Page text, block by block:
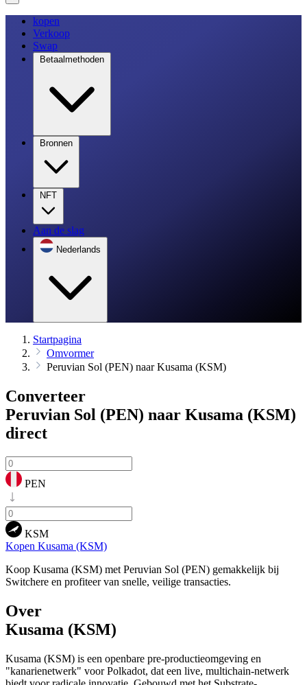
kopen
Verkoop
Swap
Betaalmethoden
Bronnen
NFT
Aan de slag
Nederlands
Startpagina
Omvormer
Peruvian Sol (PEN) naar Kusama (KSM)
Converteer
Peruvian Sol (PEN) naar Kusama (KSM)
direct
PEN
KSM
Kopen Kusama (KSM)
Koop Kusama (KSM) met Peruvian Sol (PEN) gemakkelijk bij
Switchere en profiteer van snelle, veilige transacties.
Over
Kusama (KSM)
Kusama (KSM) is een openbare pre-productieomgeving en
"kanarienetwerk" voor Polkadot, dat een live, multichain-netwerk